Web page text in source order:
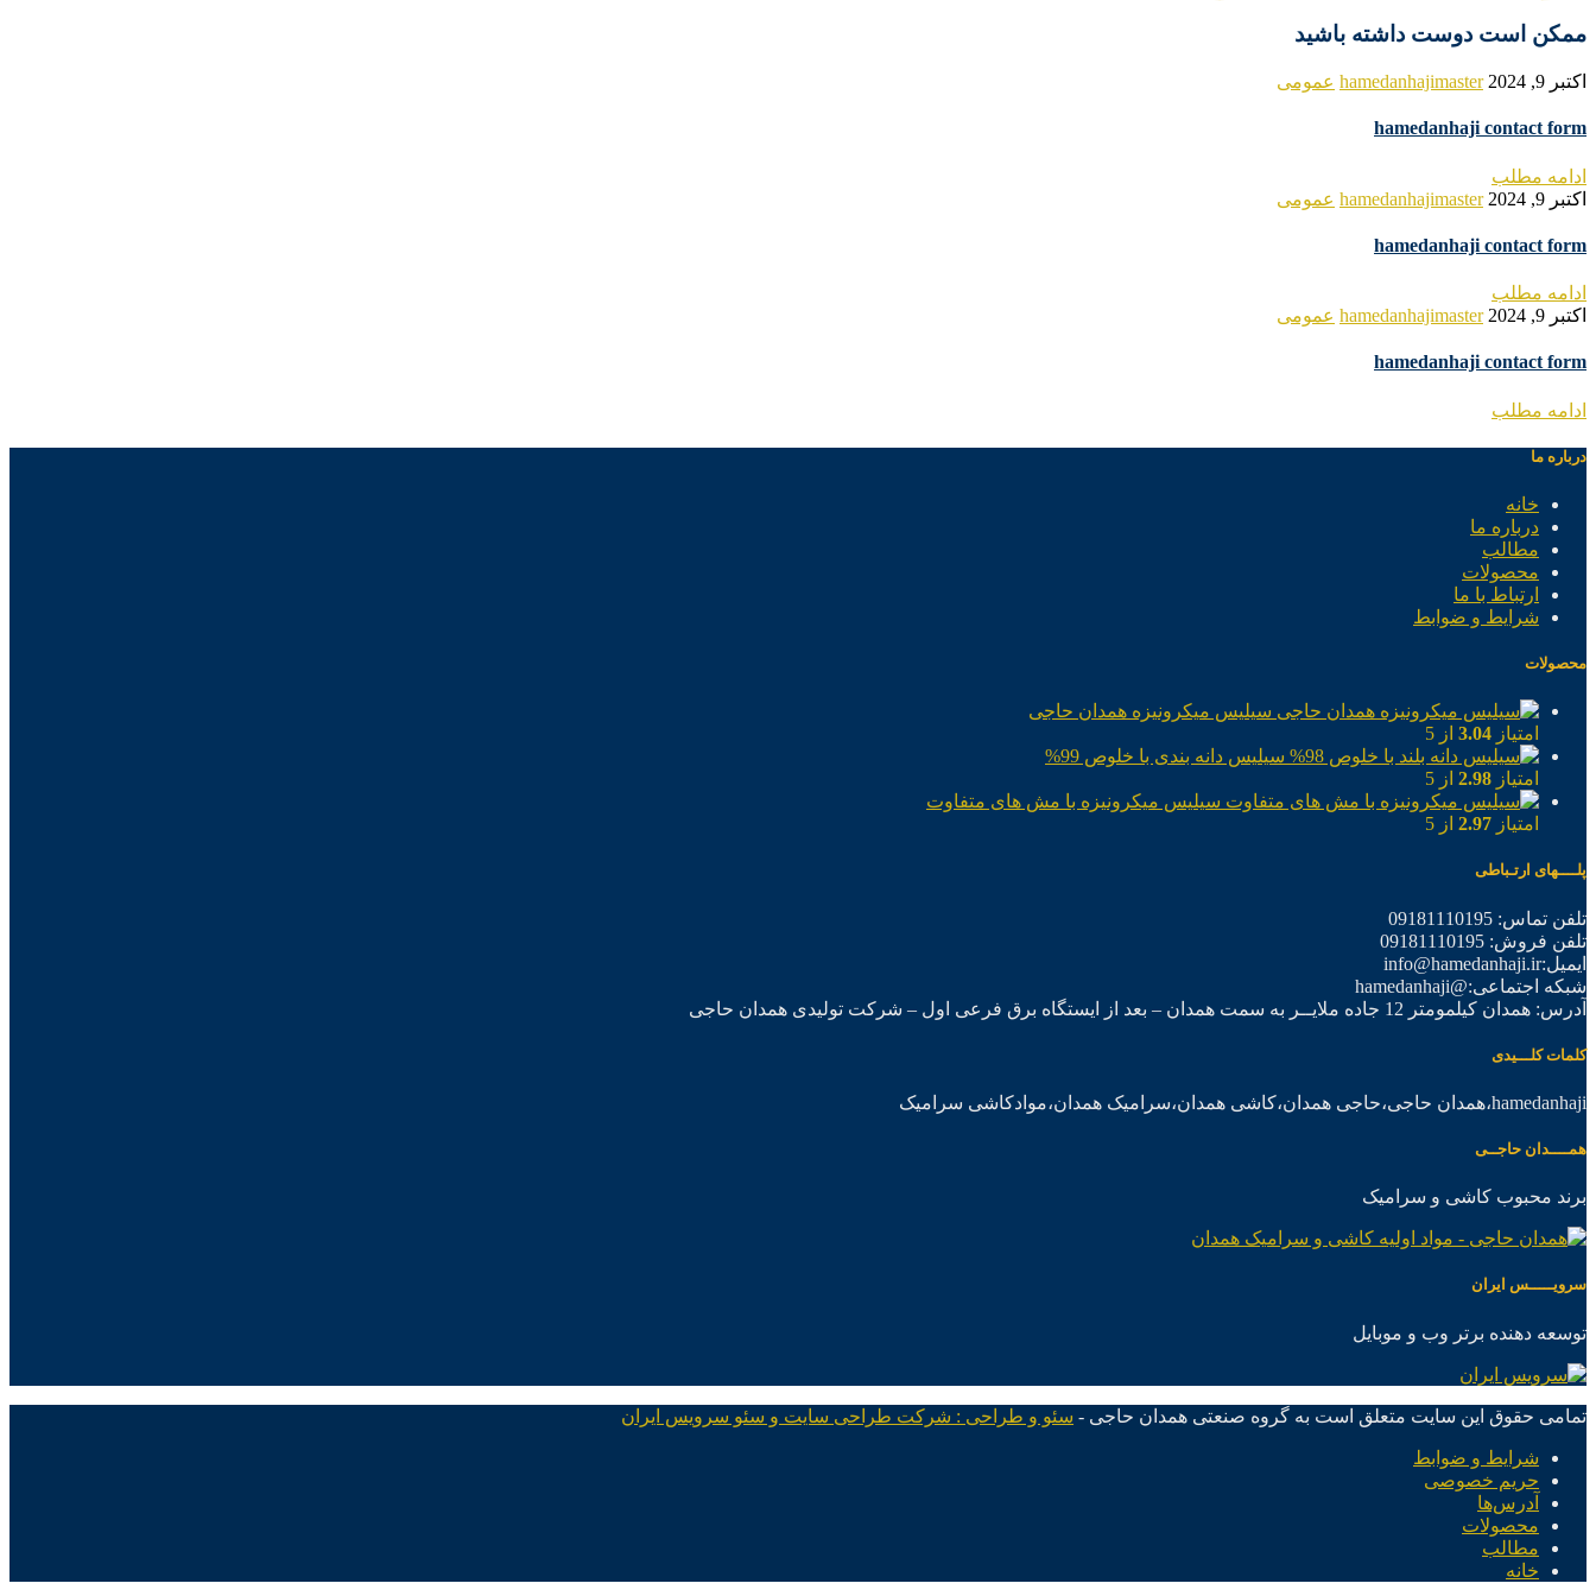
ممکن است دوست داشته باشید
اکتبر 9, 2024 hamedanhajimaster عمومی
hamedanhaji contact form
ادامه مطلب
اکتبر 9, 2024
hamedanhajimaster عمومی
hamedanhaji contact form
ادامه مطلب
اکتبر 9, 2024
hamedanhajimaster عمومی
hamedanhaji contact form
ادامه مطلب
درباره ما
خانه
درباره ما
مطالب
محصولات
ارتباط با ما
شرایط و ضوابط
محصولات
سیلیس میکرونیزه همدان حاجی
امتیاز 3.04 از 5
سیلیس دانه بندی با خلوص 99%
امتیاز 2.98 از 5
سیلیس میکرونیزه با مش های متفاوت
امتیاز 2.97 از 5
پلــــهای ارتـباطی
تلفن تماس: 09181110195
تلفن فروش: 09181110195
ایمیل:info@hamedanhaji.ir
شبکه اجتماعی:@hamedanhaji
آدرس: همدان کیلمومتر 12 جاده ملایــر به سمت همدان – بعد از ایستگاه برق فرعی اول – شرکت تولیدی همدان حاجی
کلمات کلـــیدی
hamedanhaji،همدان حاجی،حاجی همدان،کاشی همدان،سرامیک همدان،موادکاشی سرامیک
همــــدان حاجــی
برند محبوب کاشی و سرامیک
سرویـــــس ایران
توسعه دهنده برتر وب و موبایل
تمامی حقوق این سایت متعلق است به گروه صنعتی همدان حاجی - سئو و طراحی : شرکت طراحی سایت و سئو سرویس ایران
شرایط و ضوابط
حریم خصوصی
آدرس‌ها
محصولات
مطالب
خانه